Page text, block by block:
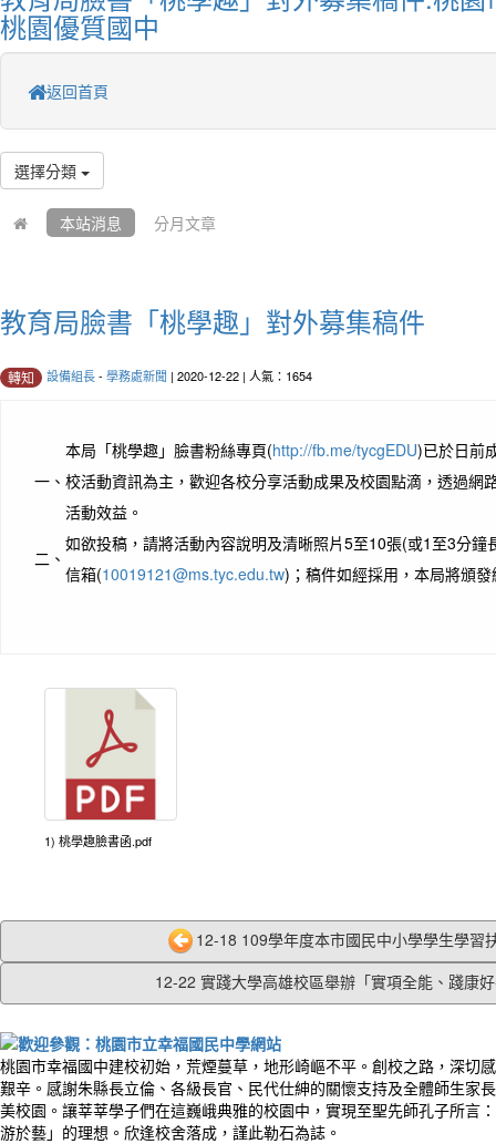
桃園優質國中
返回首頁
選擇分類
本站消息 分月文章
教育局臉書「桃學趣」對外募集稿件
轉知 設備組長- 學務處新聞 | 2020-12-22 | 人氣：1654
一、
本局「桃學趣」臉書粉絲專頁(http://fb.me/tycgEDU)已於日前
校活動資訊為主，歡迎各校分享活動成果及校園點滴，透過網
活動效益。
二、
如欲投稿，請將活動內容說明及清晰照片5至10張(或1至3分鐘
信箱(10019121@ms.tyc.edu.tw)；稿件如經採用，本局將頒
1) 桃學趣臉書函.pdf
12-18 109學年度本市國民中小學學生學習
12-22 實踐大學高雄校區舉辦「實項全能、踐康
桃園市幸福國中建校初始，荒煙蔓草，地形崎嶇不平。創校之路，深切
艱辛。感謝朱縣長立倫、各級長官、民代仕紳的關懷支持及全體師生家
美校園。讓莘莘學子們在這巍峨典雅的校園中，實現至聖先師孔子所言
游於藝」的理想。欣逢校舍落成，謹此勒石為誌。